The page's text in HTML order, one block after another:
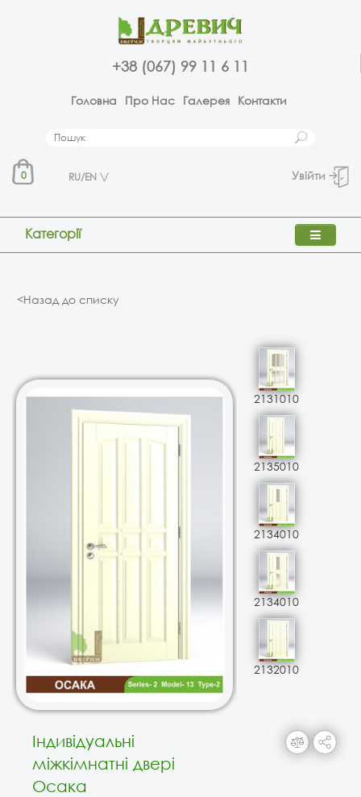
+38 (067) 99 11 6 11
Головна Про Нас Галерея Контакти
0 RU/EN Увійти
Категорії
<Назад до списку
2131010
2135010
2134010
2134010
2132010
Індивідуальні
міжкімнатні двері
Осака